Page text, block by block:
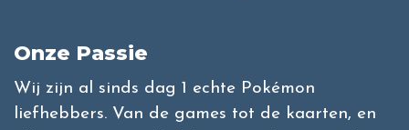
Onze Passie
Wij zijn al sinds dag 1 echte Pokémon
liefhebbers. Van de games tot de kaarten, en